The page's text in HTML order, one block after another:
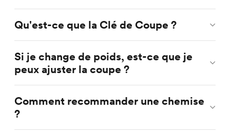
Qu'est-ce que la Clé de Coupe ?
Si je change de poids, est-ce que je
peux ajuster la coupe ?
Comment recommander une chemise
?